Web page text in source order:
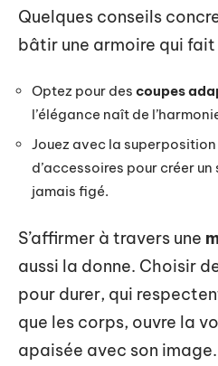
Quelques conseils
bâtir une armoire qui fait
Optez pour des coupes
l’élégance naît de
Jouez avec la
d’accessoires pour créer
jamais figé.
S’affirmer à travers une
aussi la donne. Choisir
pour durer, qui
que les corps, ouvre la
apaisée avec son